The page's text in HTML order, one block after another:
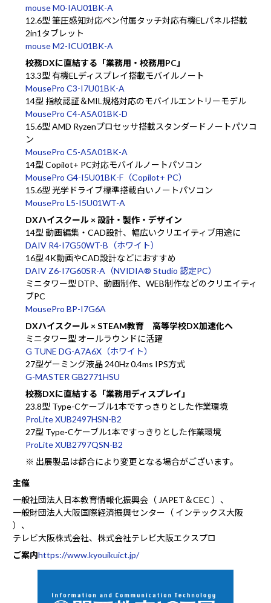
mouse M0-IAU01BK-A
12.6型 筆圧感知対応ペン付属タッチ対応有機ELパネル搭載
2in1タブレット
mouse M2-ICU01BK-A
校務DXに直結する「業務用・校務用PC」
13.3型 有機ELディスプレイ搭載モバイルノート
MousePro C3-I7U01BK-A
14型 指紋認証＆MIL規格対応のモバイルエントリーモデル
MousePro C4-A5A01BK-D
15.6型 AMD Ryzenプロセッサ搭載スタンダードノートパソコ
ン
MousePro C5-A5A01BK-A
14型 Copilot+ PC対応モバイルノートパソコン
MousePro G4-I5U01BK-F（Copilot+ PC）
15.6型 光学ドライブ標準搭載白いノートパソコン
MousePro L5-I5U01WT-A
DXハイスクール × 設計・製作・デザイン
14型 動画編集・CAD設計、幅広いクリエイティブ用途に
DAIV R4-I7G50WT-B（ホワイト）
16型 4K動画やCAD設計などにおすすめ
DAIV Z6-I7G60SR-A（NVIDIA® Studio 認定PC）
ミニタワー型 DTP、動画制作、WEB制作などのクリエイティ
ブPC
MousePro BP-I7G6A
DXハイスクール × STEAM教育 高等学校DX加速化へ
ミニタワー型 オールラウンドに活躍
G TUNE DG-A7A6X（ホワイト）
27型ゲーミング液晶 240Hz 0.4ms IPS方式
G-MASTER GB2771HSU
校務DXに直結する「業務用ディスプレイ」
23.8型 Type-Cケーブル1本ですっきりとした作業環境
ProLite XUB2497HSN-B2
27型 Type-Cケーブル1本ですっきりとした作業環境
ProLite XUB2797QSN-B2
※ 出展製品は都合により変更となる場合がございます。
主催
一般社団法人日本教育情報化振興会（ JAPET＆CEC ）、
一般財団法人大阪国際経済振興センター（ インテックス大阪
）、
テレビ大阪株式会社、株式会社テレビ大阪エクスプロ
ご案内https://www.kyouikuict.jp/